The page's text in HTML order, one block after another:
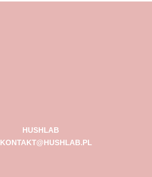
HUSHLAB
KONTAKT@HUSHLAB.PL